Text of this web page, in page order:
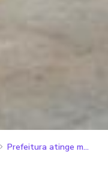
Prefeitura atinge marca histórica ao plantar árvore 120 mil em um único ano